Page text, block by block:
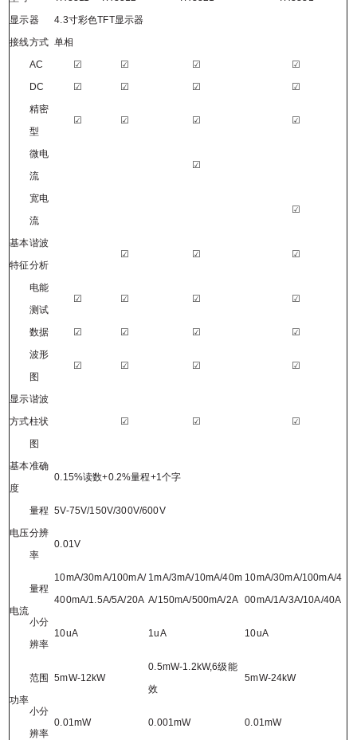
显示器
4.3寸彩色TFT显示器
接线方式 单相
基本
特征
AC ☑ ☑ ☑
☑
DC
☑ ☑ ☑
☑
精密
型
☑ ☑ ☑ ☑
微电
流
☑
宽电
流
☑
谐波
分析
☑ ☑ ☑
电能
测试
☑ ☑ ☑ ☑
显示
方式
数据 ☑ ☑ ☑
☑
波形
图
☑ ☑ ☑ ☑
谐波
柱状
图
☑ ☑ ☑
基本准确
度
0.15%读数+0.2%量程+1 个字
电压
量程 5V-75V/150V/300V/600V
分辨
率
0.01V
电流
量程
10mA/30mA/100mA/
400mA/1.5A/5A/20A
1mA/3mA/10mA/40m
A/150mA/500mA/2A
10mA/30mA/100mA/4
00mA/1A/3A/10A/40A
小分
辨率
10uA 1uA 10uA
功率
范围 5mW-12kW
0.5mW-1.2kW,6级能
效
5mW-24kW
小分
辨率
0.01mW 0.001mW 0.01mW